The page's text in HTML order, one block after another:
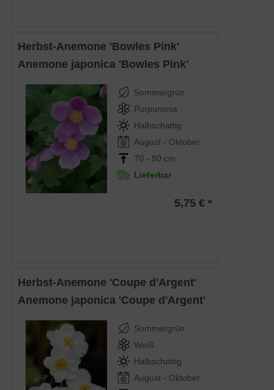
Herbst-Anemone 'Bowles Pink'
Anemone japonica 'Bowles Pink'
Sommergrün
Purpurrosa
Halbschattig
August - Oktober
70 - 80 cm
Lieferbar
5,75 € *
Herbst-Anemone 'Coupe d'Argent'
Anemone japonica 'Coupe d'Argent'
Sommergrün
Weiß
Halbschattig
August - Oktober